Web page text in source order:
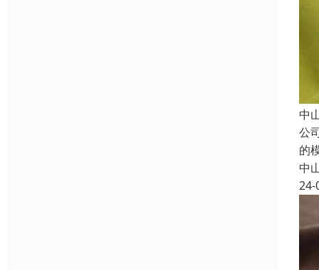
中
公
的
中
24-